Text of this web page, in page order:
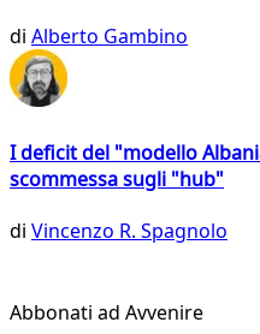
di Alberto Gambino
I deficit del "modello
scommessa sugli "hub"
di Vincenzo R. Spagnolo
Abbonati ad Avvenire